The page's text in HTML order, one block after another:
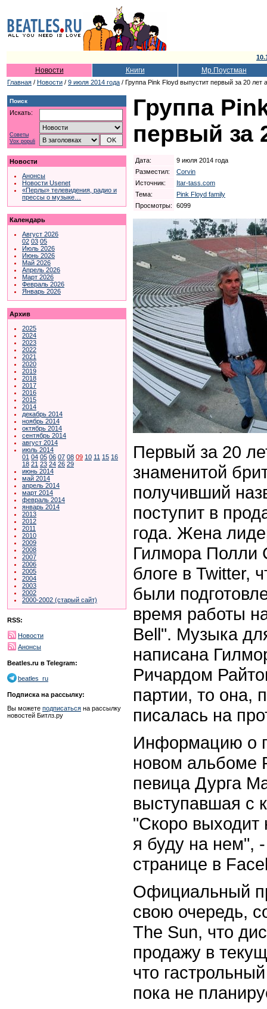
Новости Книги Мр.Поустман
Главная / Новости / 9 июля 2014 года / Группа Pink Floyd выпустит первый за 20 лет
Поиск
Искать:
Советы
Vox populi
Новости
Анонсы
Новости Usenet
«Перлы» телевидения, радио и
прессы о музыке…
Календарь
Август 2026
02 03 05
Июль 2026
Июнь 2026
Май 2026
Апрель 2026
Март 2026
Февраль 2026
Январь 2026
Архив
2025
2024
2023
2022
2021
2020
2019
2018
2017
2016
2015
2014
декабрь 2014
ноябрь 2014
октябрь 2014
сентябрь 2014
август 2014
июль 2014
01 04 05 06 07 08 09 10 11 15 16
18 21 23 24 26 29
июнь 2014
май 2014
апрель 2014
март 2014
февраль 2014
январь 2014
2013
2012
2011
2010
2009
2008
2007
2006
2005
2004
2003
2002
2000-2002 (старый сайт)
RSS:
Новости
Анонсы
Beatles.ru в Telegram:
beatles_ru
Подписка на рассылку:
Вы можете подписаться на рассылку
новостей Битлз.ру
Группа
первый за
Дата:
9 июля 2014 года
Разместил:
Corvin
Источник:
Itar-tass.com
Тема:
Pink Floyd family
Просмотры:
6099
Первый за 20
знаменитой
получивший
поступит в
года. Жена
Гилмора Полли
блоге в Twitter,
были
время работы
Bell". Музыка
написана
Ричардом
партии, то она,
писалась на
Информацию о
новом альбоме
певица Дурга
выступавшая с
"Скоро
я буду на нем",
странице в
Официальный
свою очередь,
The Sun, что
продажу в
что
пока не